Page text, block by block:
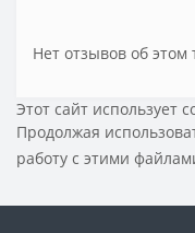
Нет отзывов об этом
Этот сайт использует
Продолжая
работу с этими